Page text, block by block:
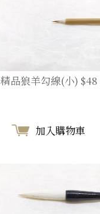
精品狼羊勾線(小) $48
加入購物車